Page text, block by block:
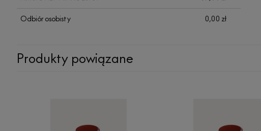
Odbiór osobisty 0,00 zł
Produkty powiązane